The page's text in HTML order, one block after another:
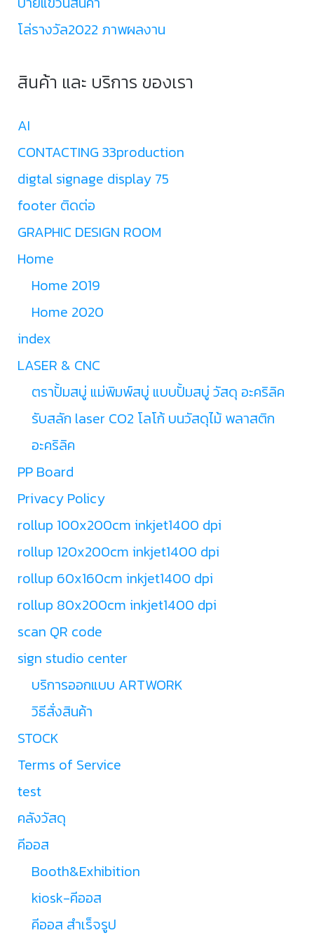
โล่รางวัล2022 ภาพผลงาน
สินค้า และ บริการ ของเรา
AI
CONTACTING 33production
digtal signage display 75
footer ติดต่อ
GRAPHIC DESIGN ROOM
Home
Home 2019
Home 2020
index
LASER & CNC
ตราปั้มสบู่ แม่พิมพ์สบู่ แบบปั้มสบู่ วัสดุ อะคริลิค
รับสลัก laser CO2 โลโก้ บนวัสดุไม้ พลาสติก
อะคริลิค
PP Board
Privacy Policy
rollup 100x200cm inkjet1400 dpi
rollup 120x200cm inkjet1400 dpi
rollup 60x160cm inkjet1400 dpi
rollup 80x200cm inkjet1400 dpi
scan QR code
sign studio center
บริการออกแบบ ARTWORK
วิธีสั่งสินค้า
STOCK
Terms of Service
test
คลังวัสดุ
คีออส
Booth&Exhibition
kiosk-คีออส
คีออส สำเร็จรูป